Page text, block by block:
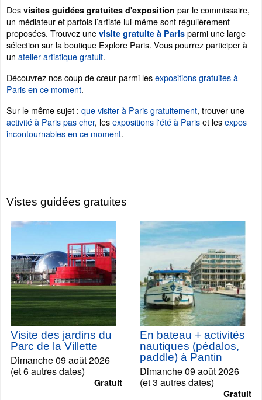
Des visites guidées gratuites d'exposition par le commissaire,
un médiateur et parfois l’artiste lui-même sont régulièrement
proposées. Trouvez une visite gratuite à Paris parmi une large
sélection sur la boutique Explore Paris. Vous pourrez participer à
un atelier artistique gratuit.
Découvrez nos coup de cœur parmi lesexpositions gratuites à
Paris en ce moment.
Sur le même sujet : que visiter à Paris gratuitement, trouver une
activité à Paris pas cher, lesexpositions l'été à Pariset lesexpos
incontournables en ce moment.
Vistes guidées gratuites
Visite des jardins du
Parc de la Villette
Dimanche 09 août 2026
(et 6 autres dates)
Gratuit
En bateau + activités
nautiques (pédalos,
paddle) à Pantin
Dimanche 09 août 2026
(et 3 autres dates)
Gratuit